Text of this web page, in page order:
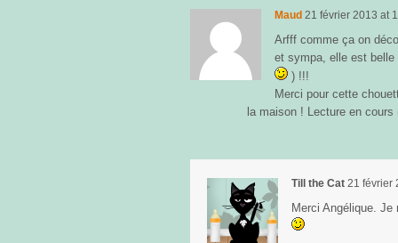
Maud 21 février 2013 at
Arfff comme ça on
et sympa, elle est
) !!!
Merci pour cette
la maison ! Lecture en
Till the Cat 21 février
Merci Angélique. Je